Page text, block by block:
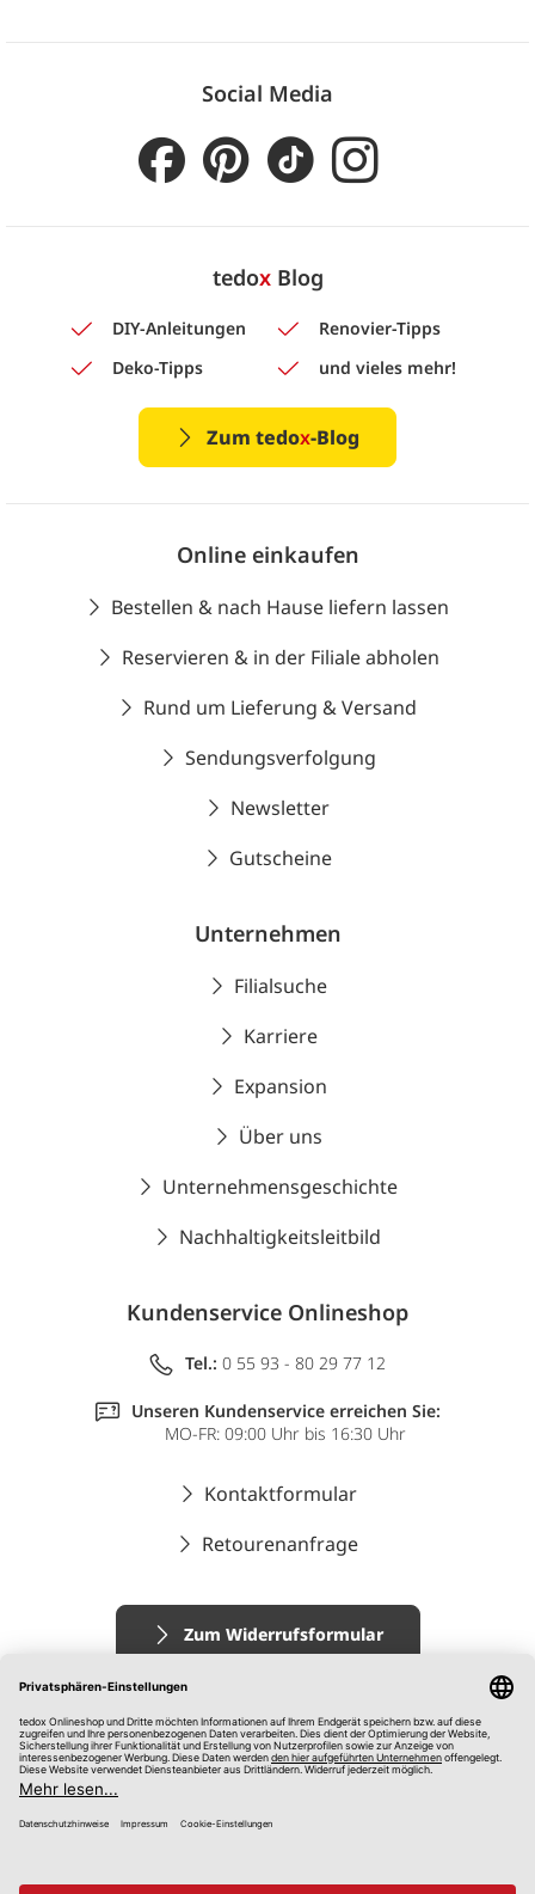
Social Media
tedoxBlog
DIY-Anleitungen
Renovier-Tipps
Deko-Tipps
und vieles mehr!
Zum tedox-Blog
Online einkaufen
Bestellen & nach Hause liefern lassen
Reservieren & in der Filiale abholen
Rund um Lieferung & Versand
Sendungsverfolgung
Newsletter
Gutscheine
Unternehmen
Filialsuche
Karriere
Expansion
Über uns
Unternehmensgeschichte
Nachhaltigkeitsleitbild
Kundenservice Onlineshop
Tel.: 0 55 93 - 80 29 77 12
Unseren Kundenservice erreichen Sie:
MO-FR: 09:00 Uhr bis 16:30 Uhr
Kontaktformular
Retourenanfrage
Zum Widerrufsformular
Impressum
AGB
Datenschutz